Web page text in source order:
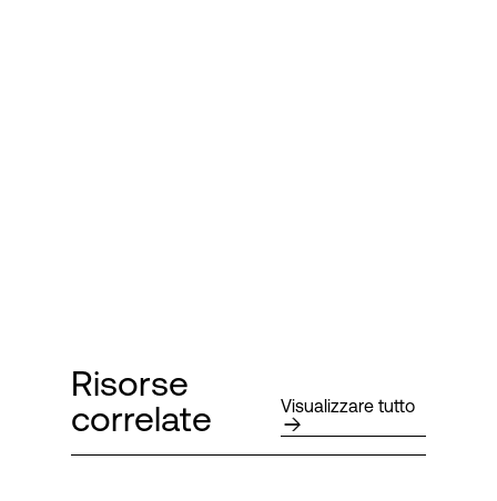
Risorse
correlate
Visualizzare tutto